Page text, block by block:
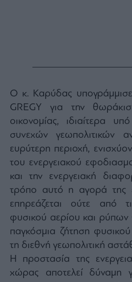
Εγγραφείτε
Newsletter
του
mononews.gr
By
submitting
your
you
to
Terms
and
Privacy
Notice.
You
can
Ο κ. Καρύδας
GREGY για την
οικονομίας, ιδιαίτερα
συνεχών γεωπολιτικών
ευρύτερη περιοχή,
του ενεργειακού
και την ενεργειακή
τρόπο αυτό η αγορά της
επηρεάζεται ούτε από
φυσικού αερίου και
παγκόσμια ζήτηση
τη διεθνή γεωπολιτική
Η προστασία της
χώρας αποτελεί δύναμη